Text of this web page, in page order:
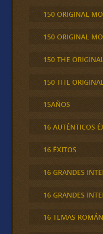
150 ORIGINAL
150 ORIGINAL
150 THE
150 THE
15AÑOS
16 AUTÉNTICOS
16 ÉXITOS
16 GRANDES
16 GRANDES
16 TEMAS